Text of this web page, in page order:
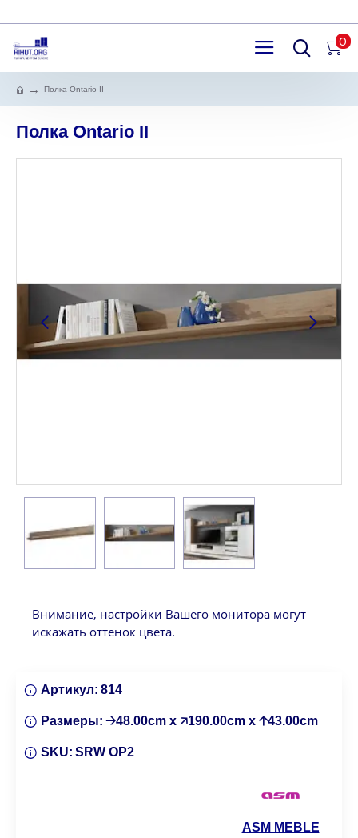
0
Полка Ontario II
Полка Ontario II
Внимание, настройки Вашего монитора могут
искажать оттенок цвета.
Артикул: 814
Размеры: 🡢48.00cm x 🡥190.00cm x 🡡43.00cm
SKU: SRW OP2
ASM MEBLE